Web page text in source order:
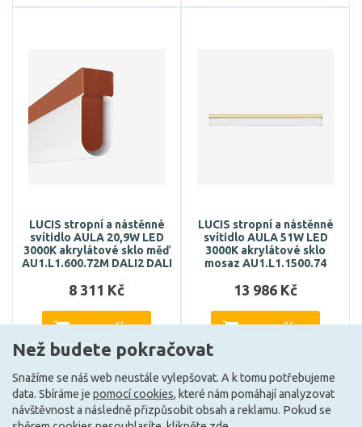
LUCIS stropní a nástěnné
svítidlo AULA 20,9W LED
3000K akrylátové sklo měď
AU1.L1.600.72M DALI2 DALI
8 311 Kč
DO KOŠÍKU
Může být u Vás 3. 9.
LUCIS stropní a nástěnné
svítidlo AULA 51W LED
3000K akrylátové sklo
mosaz AU1.L1.1500.74
13 986 Kč
DO KOŠÍKU
Může být u Vás 3. 9.
Než budete pokračovat
Snažíme se náš web neustále vylepšovat. A k tomu potřebujeme
data. Sbíráme je pomocí cookies, které nám pomáhají analyzovat
návštěvnost a následně přizpůsobit obsah a reklamu. Pokud se